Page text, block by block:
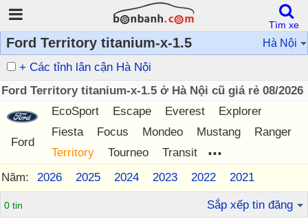
Ford Territory titanium-x-1.5 Hà Nội
+ Các tỉnh lân cận Hà Nội
Ford Territory titanium-x-1.5 ở Hà Nội cũ giá rẻ 08/2026
Ford
EcoSport Escape Everest
Explorer
Fiesta
Focus Mondeo Mustang
Ranger
Territory
Tourneo Transit ...
Năm: 2026 2025 2024 2023 2022 2021
0 tin Sắp xếp tin đăng
Tìm xe